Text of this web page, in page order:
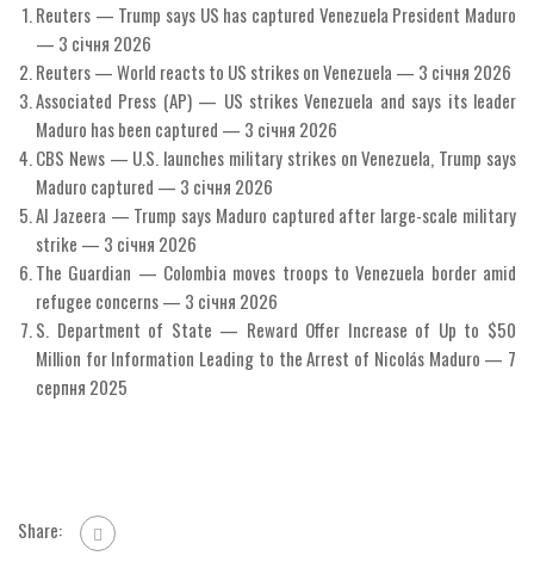
Reuters — Trump says US has captured Venezuela President Maduro
— 3 січня 2026
Reuters — World reacts to US strikes on Venezuela — 3 січня 2026
Associated Press (AP) — US strikes Venezuela and says its leader
Maduro has been captured — 3 січня 2026
CBS News — U.S. launches military strikes on Venezuela, Trump says
Maduro captured — 3 січня 2026
Al Jazeera — Trump says Maduro captured after large-scale military
strike — 3 січня 2026
The Guardian — Colombia moves troops to Venezuela border amid
refugee concerns — 3 січня 2026
S. Department of State — Reward Offer Increase of Up to $50
Million for Information Leading to the Arrest of Nicolás Maduro — 7
серпня 2025
Share: